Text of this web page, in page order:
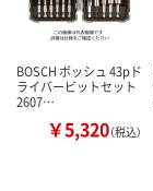
BOSCH ボッシュ 43pド
ライバービットセット
2607…
￥5,320（税込）